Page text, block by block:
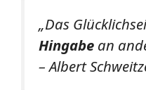
„Das
Hingabe an
– Albert